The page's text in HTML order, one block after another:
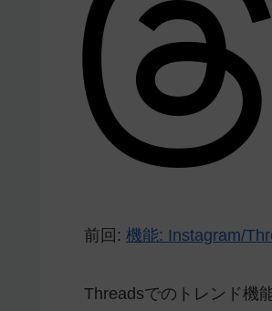
前回: 機能: Instagram/
Threadsでのトレンド機